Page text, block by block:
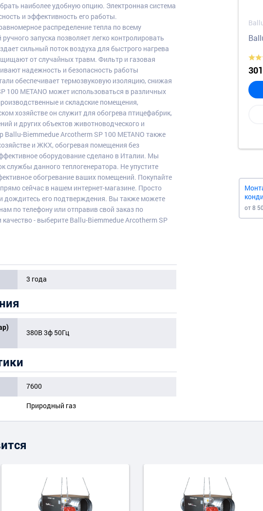
наиболее удобную опцию. Электронная система
и эффективность его работы.
распределение тепла по всему
запуска позволяет легко контролировать
сильный поток воздуха для быстрого нагрева
от случайных травм. Фильтр и газовая
надежность и безопасность работы
обеспечивает термозвуковую изоляцию, снижая
100 METANO может использоваться в различных
и складские помещения,
хозяйстве он служит для обогрева птицефабрик,
и других объектов животноводческого и
Ballu-Biemmedue Arcotherm SP 100 METANO также
и ЖКХ, обогревая помещения без
оборудование сделано в Италии. Мы
службы данного теплогенератора. Не упустите
обогревание ваших помещений. Покупайте
сейчас в нашем интернет-магазине. Просто
дождитесь его подтверждения. Вы также можете
по телефону или отправив свой заказ по
- выберите Ballu-Biemmedue Arcotherm SP
3 года
380В 3ф 50Гц
7600
Природный газ
от 8